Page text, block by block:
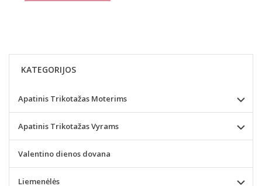
KATEGORIJOS
Apatinis Trikotažas Moterims
Apatinis Trikotažas Vyrams
Valentino dienos dovana
Liemenėlės